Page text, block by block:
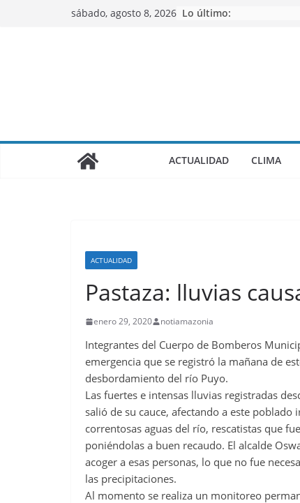
sábado, agosto 8, 2026 Lo último:
ACTUALIDAD CLIMA
ACTUALIDAD
Pastaza: lluvias
enero 29, 2020 notiamazonia
Integrantes del Cuerpo de Bomberos
emergencia que se registró la mañana de
desbordamiento del río Puyo.
Las fuertes e intensas lluvias registradas
salió de su cauce, afectando a este
correntosas aguas del río, rescatistas que
poniéndolas a buen recaudo. El alcalde
acoger a esas personas, lo que no fue
las precipitaciones.
Al momento se realiza un monitoreo